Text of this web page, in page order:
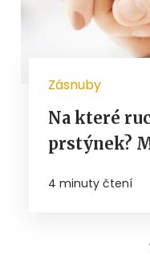
Zásnuby
Na které
prstýnek?
4 minuty čtení